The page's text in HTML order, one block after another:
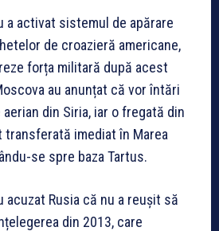
a activat sistemul de apărare
de croazieră americane,
forța militară după acest
au anunțat că vor întări
din Siria, iar o fregată din
transferată imediat în Marea
se spre baza Tartus.
acuzat Rusia că nu a reușit să
din 2013, care